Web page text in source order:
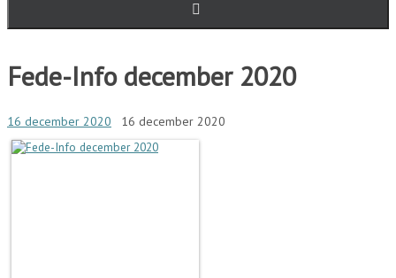
Fede-Info december 2020
16 december 2020 16 december 2020